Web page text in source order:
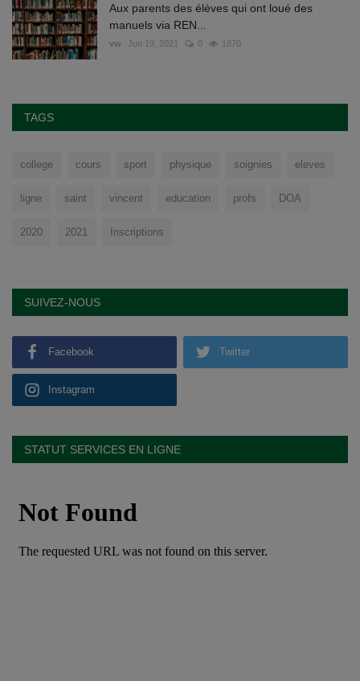
Aux parents des élèves qui ont loué des
manuels via REN...
vw Jun 19, 2021 0 1870
TAGS
college cours sport physique soignies eleves
ligne saint vincent education profs DOA
2020 2021 Inscriptions
SUIVEZ-NOUS
Facebook Twitter
Instagram
STATUT SERVICES EN LIGNE